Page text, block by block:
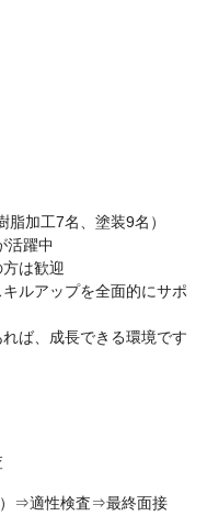
脂加工7名、塗装9名）
活躍中
は歓迎
ルアップを全面的にサポ
ば、成長できる環境です
）⇒適性検査⇒最終面接